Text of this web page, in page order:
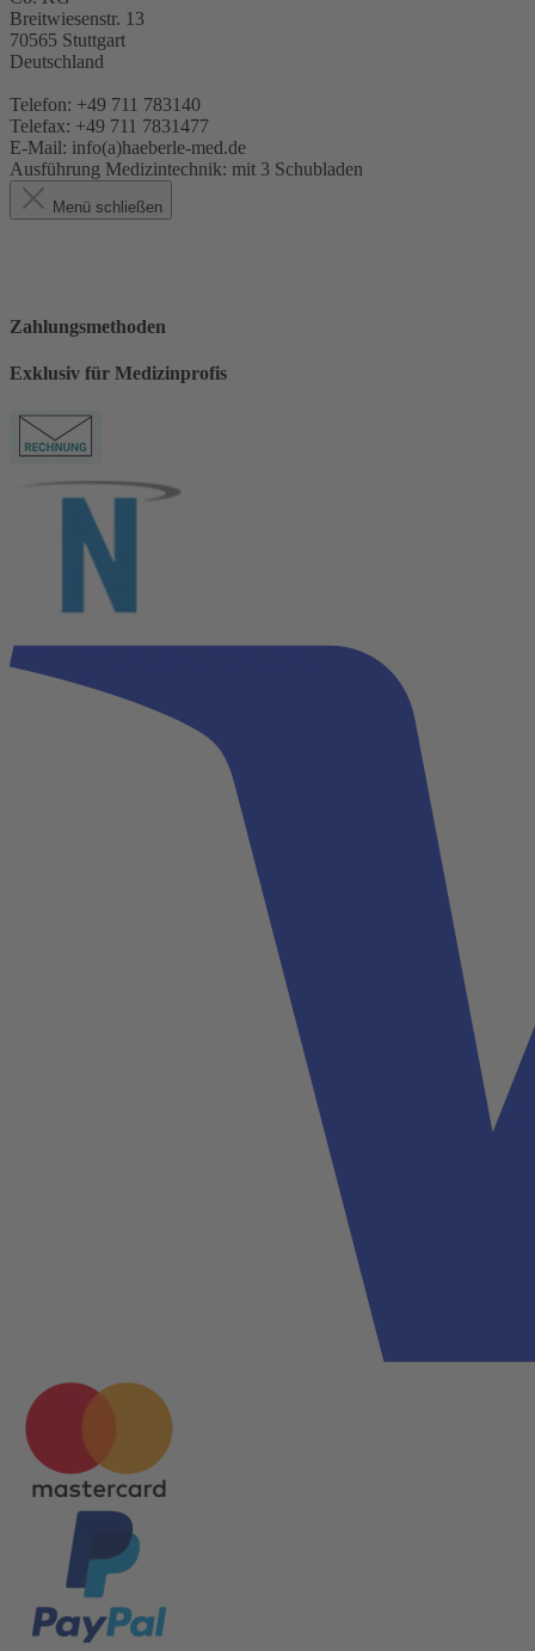
Breitwiesenstr. 13
70565 Stuttgart
Deutschland
Telefon: +49 711 783140
Telefax: +49 711 7831477
E-Mail: info(a)haeberle-med.de
Ausführung Medizintechnik: mit 3 Schubladen
Menü schließen
Zahlungsmethoden
Exklusiv für Medizinprofis